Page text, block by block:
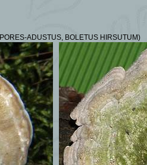
PORES-ADUSTUS, BOLETUS HIRSUTUM)